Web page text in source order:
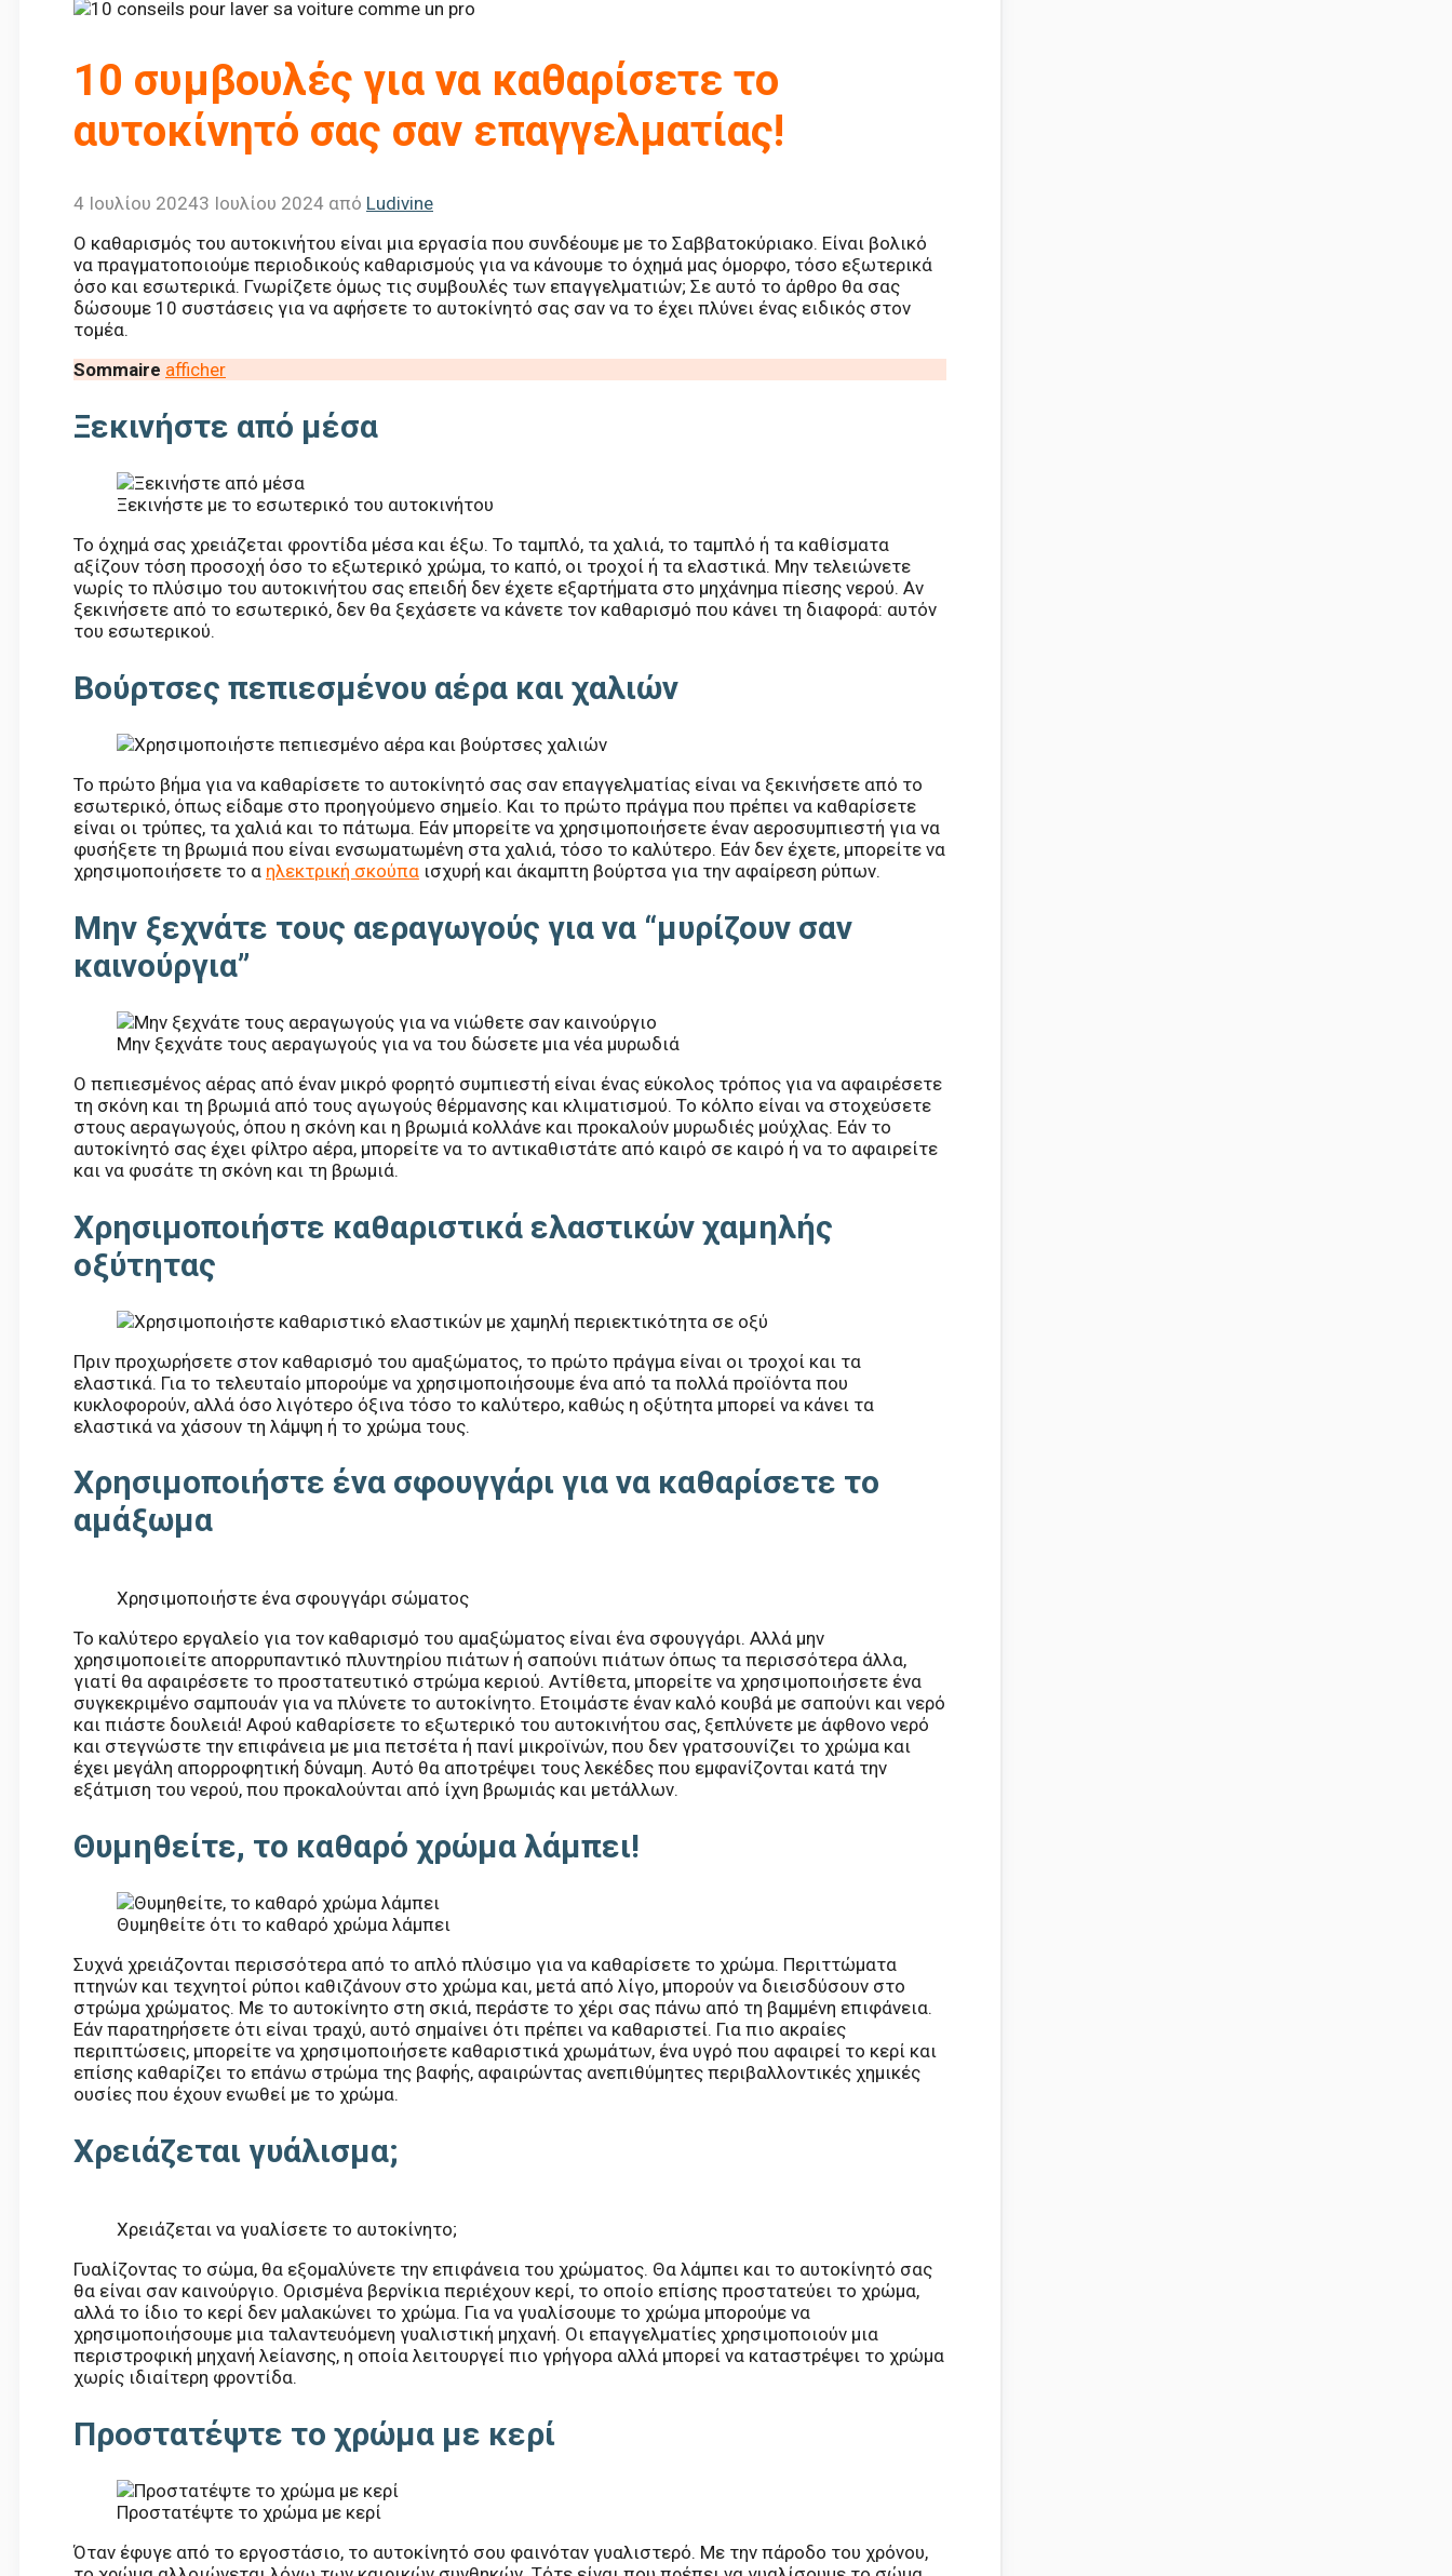
10 συμβουλές για να καθαρίσετε το
αυτοκίνητό σας σαν επαγγελματίας!
4 Ιουλίου 20243 Ιουλίου 2024 από Ludivine
Ο καθαρισμός του αυτοκινήτου είναι μια εργασία που συνδέουμε με το Σαββατοκύριακο. Είναι βολικό
να πραγματοποιούμε περιοδικούς καθαρισμούς για να κάνουμε το όχημά μας όμορφο, τόσο εξωτερικά
όσο και εσωτερικά. Γνωρίζετε όμως τις συμβουλές των επαγγελματιών; Σε αυτό το άρθρο θα σας
δώσουμε 10 συστάσεις για να αφήσετε το αυτοκίνητό σας σαν να το έχει πλύνει ένας ειδικός στον
τομέα.
Sommaire afficher
Ξεκινήστε από μέσα
Ξεκινήστε με το εσωτερικό του αυτοκινήτου
Το όχημά σας χρειάζεται φροντίδα μέσα και έξω. Το ταμπλό, τα χαλιά, το ταμπλό ή τα καθίσματα
αξίζουν τόση προσοχή όσο το εξωτερικό χρώμα, το καπό, οι τροχοί ή τα ελαστικά. Μην τελειώνετε
νωρίς το πλύσιμο του αυτοκινήτου σας επειδή δεν έχετε εξαρτήματα στο μηχάνημα πίεσης νερού. Αν
ξεκινήσετε από το εσωτερικό, δεν θα ξεχάσετε να κάνετε τον καθαρισμό που κάνει τη διαφορά: αυτόν
του εσωτερικού.
Βούρτσες πεπιεσμένου αέρα και χαλιών
Το πρώτο βήμα για να καθαρίσετε το αυτοκίνητό σας σαν επαγγελματίας είναι να ξεκινήσετε από το
εσωτερικό, όπως είδαμε στο προηγούμενο σημείο. Και το πρώτο πράγμα που πρέπει να καθαρίσετε
είναι οι τρύπες, τα χαλιά και το πάτωμα. Εάν μπορείτε να χρησιμοποιήσετε έναν αεροσυμπιεστή για να
φυσήξετε τη βρωμιά που είναι ενσωματωμένη στα χαλιά, τόσο το καλύτερο. Εάν δεν έχετε, μπορείτε να
χρησιμοποιήσετε το α ηλεκτρική σκούπα ισχυρή και άκαμπτη βούρτσα για την αφαίρεση ρύπων.
Μην ξεχνάτε τους αεραγωγούς για να “μυρίζουν σαν
καινούργια”
Μην ξεχνάτε τους αεραγωγούς για να του δώσετε μια νέα μυρωδιά
Ο πεπιεσμένος αέρας από έναν μικρό φορητό συμπιεστή είναι ένας εύκολος τρόπος για να αφαιρέσετε
τη σκόνη και τη βρωμιά από τους αγωγούς θέρμανσης και κλιματισμού. Το κόλπο είναι να στοχεύσετε
στους αεραγωγούς, όπου η σκόνη και η βρωμιά κολλάνε και προκαλούν μυρωδιές μούχλας. Εάν το
αυτοκίνητό σας έχει φίλτρο αέρα, μπορείτε να το αντικαθιστάτε από καιρό σε καιρό ή να το αφαιρείτε
και να φυσάτε τη σκόνη και τη βρωμιά.
Χρησιμοποιήστε καθαριστικά ελαστικών χαμηλής
οξύτητας
Πριν προχωρήσετε στον καθαρισμό του αμαξώματος, το πρώτο πράγμα είναι οι τροχοί και τα
ελαστικά. Για το τελευταίο μπορούμε να χρησιμοποιήσουμε ένα από τα πολλά προϊόντα που
κυκλοφορούν, αλλά όσο λιγότερο όξινα τόσο το καλύτερο, καθώς η οξύτητα μπορεί να κάνει τα
ελαστικά να χάσουν τη λάμψη ή το χρώμα τους.
Χρησιμοποιήστε ένα σφουγγάρι για να καθαρίσετε το
αμάξωμα
Χρησιμοποιήστε ένα σφουγγάρι σώματος
Το καλύτερο εργαλείο για τον καθαρισμό του αμαξώματος είναι ένα σφουγγάρι. Αλλά μην
χρησιμοποιείτε απορρυπαντικό πλυντηρίου πιάτων ή σαπούνι πιάτων όπως τα περισσότερα άλλα,
γιατί θα αφαιρέσετε το προστατευτικό στρώμα κεριού. Αντίθετα, μπορείτε να χρησιμοποιήσετε ένα
συγκεκριμένο σαμπουάν για να πλύνετε το αυτοκίνητο. Ετοιμάστε έναν καλό κουβά με σαπούνι και νερό
και πιάστε δουλειά! Αφού καθαρίσετε το εξωτερικό του αυτοκινήτου σας, ξεπλύνετε με άφθονο νερό
και στεγνώστε την επιφάνεια με μια πετσέτα ή πανί μικροϊνών, που δεν γρατσουνίζει το χρώμα και
έχει μεγάλη απορροφητική δύναμη. Αυτό θα αποτρέψει τους λεκέδες που εμφανίζονται κατά την
εξάτμιση του νερού, που προκαλούνται από ίχνη βρωμιάς και μετάλλων.
Θυμηθείτε, το καθαρό χρώμα λάμπει!
Θυμηθείτε ότι το καθαρό χρώμα λάμπει
Συχνά χρειάζονται περισσότερα από το απλό πλύσιμο για να καθαρίσετε το χρώμα. Περιττώματα
πτηνών και τεχνητοί ρύποι καθιζάνουν στο χρώμα και, μετά από λίγο, μπορούν να διεισδύσουν στο
στρώμα χρώματος. Με το αυτοκίνητο στη σκιά, περάστε το χέρι σας πάνω από τη βαμμένη επιφάνεια.
Εάν παρατηρήσετε ότι είναι τραχύ, αυτό σημαίνει ότι πρέπει να καθαριστεί. Για πιο ακραίες
περιπτώσεις, μπορείτε να χρησιμοποιήσετε καθαριστικά χρωμάτων, ένα υγρό που αφαιρεί το κερί και
επίσης καθαρίζει το επάνω στρώμα της βαφής, αφαιρώντας ανεπιθύμητες περιβαλλοντικές χημικές
ουσίες που έχουν ενωθεί με το χρώμα.
Χρειάζεται γυάλισμα;
Χρειάζεται να γυαλίσετε το αυτοκίνητο;
Γυαλίζοντας το σώμα, θα εξομαλύνετε την επιφάνεια του χρώματος. Θα λάμπει και το αυτοκίνητό σας
θα είναι σαν καινούργιο. Ορισμένα βερνίκια περιέχουν κερί, το οποίο επίσης προστατεύει το χρώμα,
αλλά το ίδιο το κερί δεν μαλακώνει το χρώμα. Για να γυαλίσουμε το χρώμα μπορούμε να
χρησιμοποιήσουμε μια ταλαντευόμενη γυαλιστική μηχανή. Οι επαγγελματίες χρησιμοποιούν μια
περιστροφική μηχανή λείανσης, η οποία λειτουργεί πιο γρήγορα αλλά μπορεί να καταστρέψει το χρώμα
χωρίς ιδιαίτερη φροντίδα.
Προστατέψτε το χρώμα με κερί
Προστατέψτε το χρώμα με κερί
Όταν έφυγε από το εργοστάσιο, το αυτοκίνητό σου φαινόταν γυαλιστερό. Με την πάροδο του χρόνου,